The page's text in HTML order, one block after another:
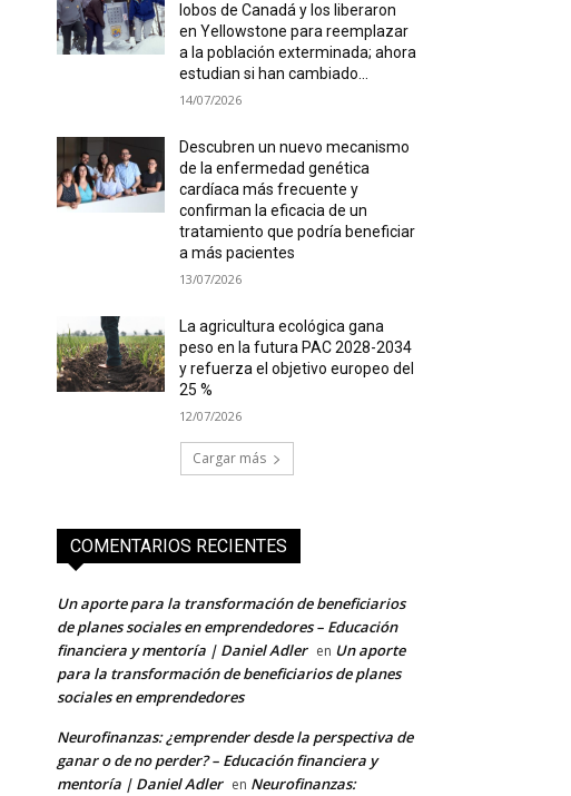
lobos de Canadá y los liberaron
en Yellowstone para reemplazar
a la población exterminada; ahora
estudian si han cambiado...
14/07/2026
Descubren un nuevo mecanismo
de la enfermedad genética
cardíaca más frecuente y
confirman la eficacia de un
tratamiento que podría beneficiar
a más pacientes
13/07/2026
La agricultura ecológica gana
peso en la futura PAC 2028-2034
y refuerza el objetivo europeo del
25 %
12/07/2026
Cargar más
COMENTARIOS RECIENTES
Un aporte para la transformación de beneficiarios
de planes sociales en emprendedores – Educación
financiera y mentoría | Daniel Adler en Un aporte
para la transformación de beneficiarios de planes
sociales en emprendedores
Neurofinanzas: ¿emprender desde la perspectiva de
ganar o de no perder? – Educación financiera y
mentoría | Daniel Adler en Neurofinanzas: